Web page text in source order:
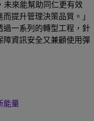
未來能幫助同仁更有效
提升管理決策品質。」
過一系列的轉型工程，針
障資訊安全又兼顧使用彈
能量